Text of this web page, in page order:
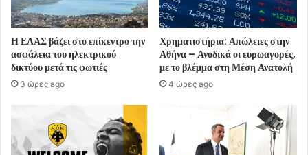
Η ΕΛΑΣ βάζει στο επίκεντρο την
ασφάλεια του ηλεκτρικού
δικτύου μετά τις φωτιές
3 ώρες ago
Χρηματιστήρια: Απώλειες στην
Αθήνα – Ανοδικά οι ευρωαγορές,
με το βλέμμα στη Μέση Ανατολή
4 ώρες ago